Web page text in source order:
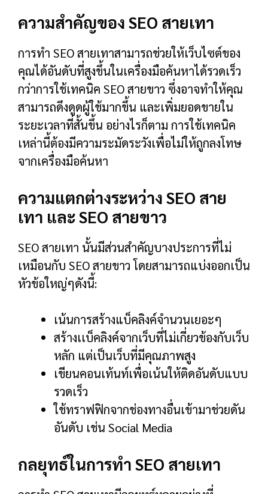
ความสำคัญของ SEO สายเทา
การทำ SEO สายเทาสามารถช่วยให้เว็บไซต์ของ
คุณได้อันดับที่สูงขึ้นในเครื่องมือค้นหาได้รวดเร็ว
กว่าการใช้เทคนิค SEO สายขาว ซึ่งอาจทำให้คุณ
สามารถดึงดูดผู้ใช้มากขึ้น และเพิ่มยอดขายใน
ระยะเวลาที่สั้นขึ้น อย่างไรก็ตาม การใช้เทคนิค
เหล่านี้ต้องมีความระมัดระวังเพื่อไม่ให้ถูกลงโทษ
จากเครื่องมือค้นหา
ความแตกต่างระหว่าง SEO สาย
เทา และ SEO สายขาว
SEO สายเทา นั้นมีส่วนสำคัญบางประการที่ไม่
เหมือนกับ SEO สายขาว โดยสามารถแบ่งออกเป็น
หัวข้อใหญ่ๆดังนี้:
เน้นการสร้างแบ็คลิงค์จำนวนเยอะๆ
สร้างเเบ็คลิงค์จากเว็บที่ไม่เกี่ยวข้องกับเว็บ
หลัก แต่เป็นเว็บที่มีคุณภาพสูง
เขียนคอนเท้นท์เพื่อเน้นให้ติดอันดับแบบ
รวดเร็ว
ใช้ทราฟฟิกจากช่องทางอื่นเข้ามาช่วยดัน
อันดับ เช่น Social Media
กลยุทธ์ในการทำ SEO สายเทา